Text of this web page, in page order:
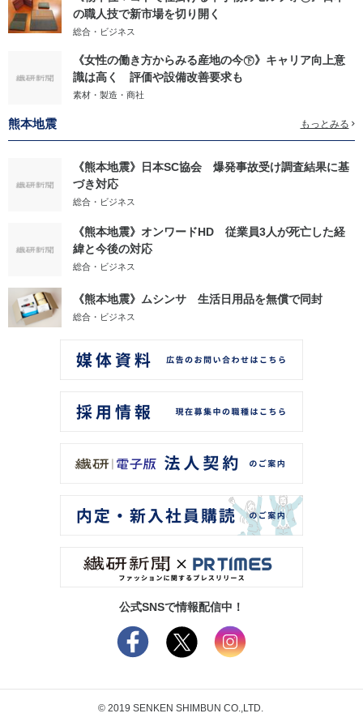
の職人技で新市場を切り開く
総合・ビジネス
《女性の働き方からみる産地の今㊦》キャリア向上意
識は高く 評価や設備改善要求も
素材・製造・商社
熊本地震 もっとみる
《熊本地震》日本SC協会 爆発事故受け調査結果に基
づき対応
総合・ビジネス
《熊本地震》オンワードHD 従業員3人が死亡した経
緯と今後の対応
総合・ビジネス
《熊本地震》ムシンサ 生活日用品を無償で同封
総合・ビジネス
公式SNSで情報配信中！
© 2019 SENKEN SHIMBUN CO.,LTD.